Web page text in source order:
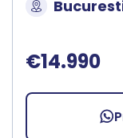
€14.990